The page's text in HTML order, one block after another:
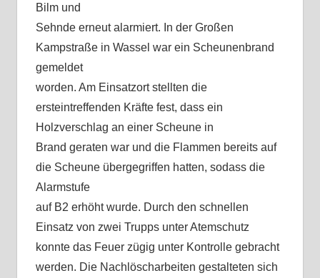
Bilm und
Sehnde erneut alarmiert. In der Großen
Kampstraße in Wassel war ein Scheunenbrand
gemeldet
worden. Am Einsatzort stellten die
ersteintreffenden Kräfte fest, dass ein
Holzverschlag an einer Scheune in
Brand geraten war und die Flammen bereits auf
die Scheune übergegriffen hatten, sodass die
Alarmstufe
auf B2 erhöht wurde. Durch den schnellen
Einsatz von zwei Trupps unter Atemschutz
konnte das Feuer zügig unter Kontrolle gebracht
werden. Die Nachlöscharbeiten gestalteten sich